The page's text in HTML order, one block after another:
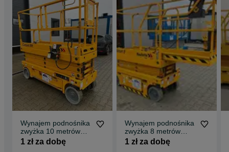
Wynajem podnośnika
zwyżka 10 metrów
HAULOTTE JLG
GENIE MANITOU
1 zł za dobę
Wynajem podnośnika
zwyżka 8 metrów
HAULOTTE JLG
GENIE MANITOU
1 zł za dobę